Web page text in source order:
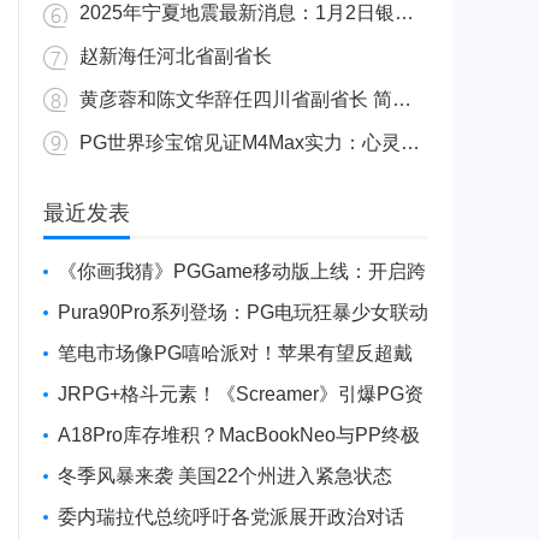
2025年宁夏地震最新消息：1月2日银川发生4.8级地震
赵新海任河北省副省长
黄彦蓉和陈文华辞任四川省副省长 简历资料照片
PG世界珍宝馆见证M4Max实力：心灵杀手2竟轻松跑出80FPS！
最近发表
《你画我猜》PGGame移动版上线：开启跨
平台互动新玩法
Pura90Pro系列登场：PG电玩狂暴少女联动
旗舰性能升级
笔电市场像PG嘻哈派对！苹果有望反超戴
尔进前三
JRPG+格斗元素！《Screamer》引爆PG资
讯手游新焦点
A18Pro库存堆积？MacBookNeo与PP终极
火焰狂潮意外同框
冬季风暴来袭 美国22个州进入紧急状态
委内瑞拉代总统呼吁各党派展开政治对话